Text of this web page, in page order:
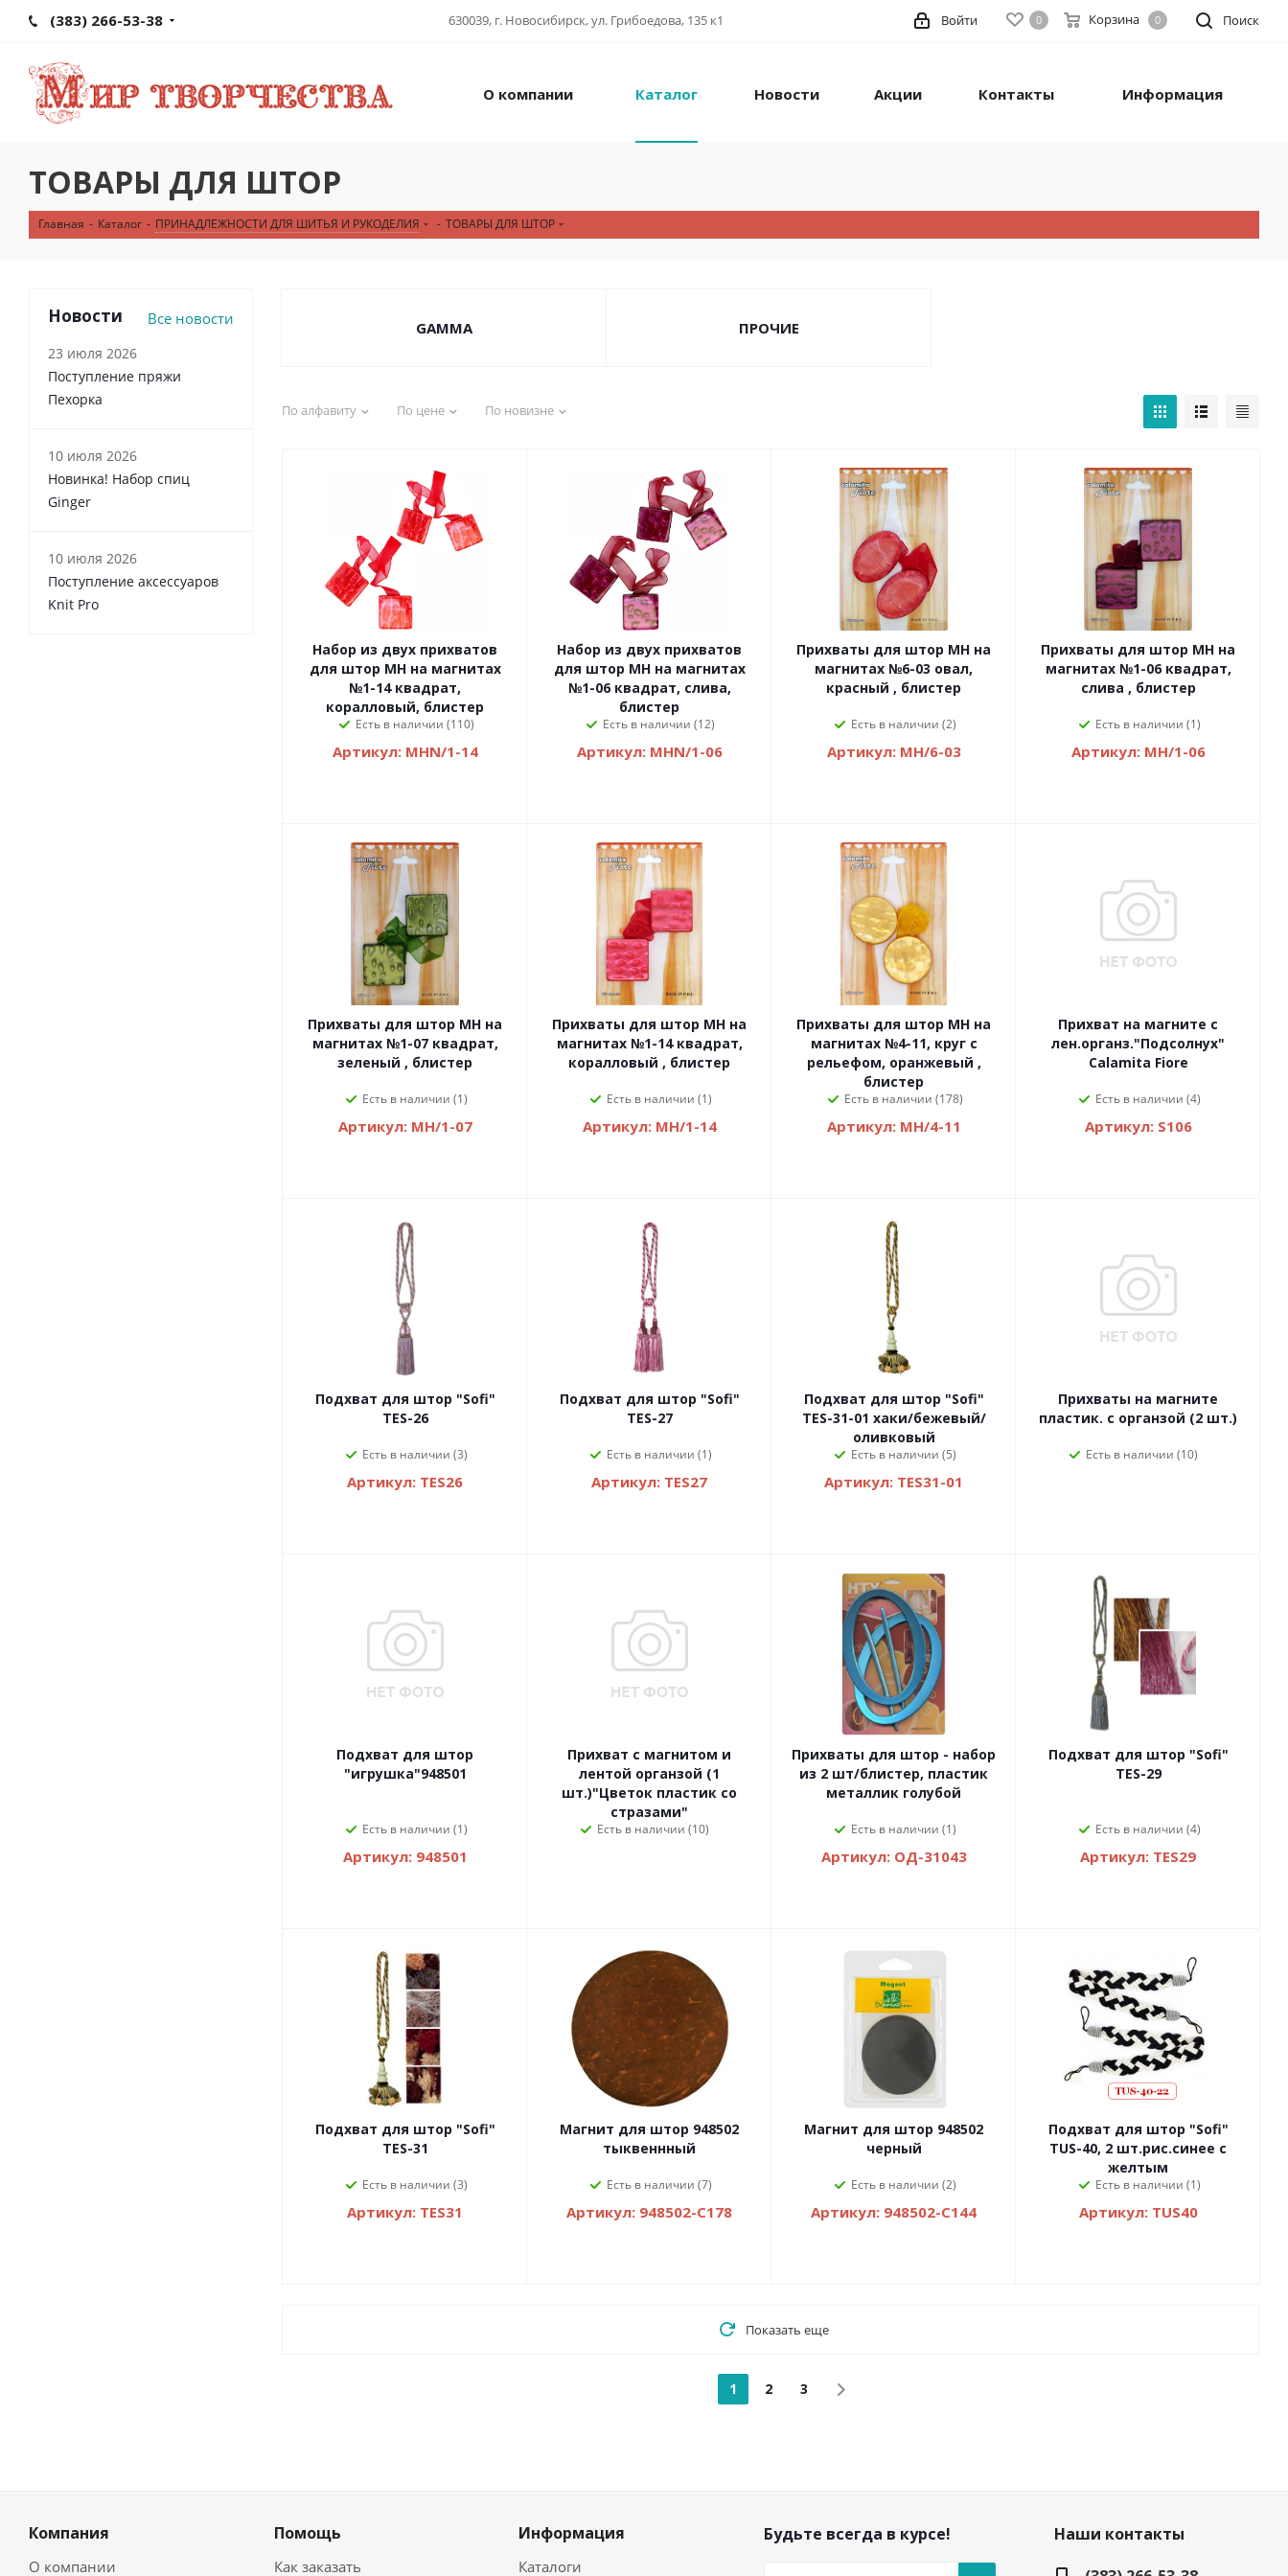
(383) 266-53-38 630039, г. Новосибирск, ул. Грибоедова, 135 к1 Поиск
0 Корзина 0
Войти
О компании Каталог Новости Акции Контакты Информация
ТОВАРЫ ДЛЯ ШТОР
Главная - Каталог - ПРИНАДЛЕЖНОСТИ ДЛЯ ШИТЬЯ И РУКОДЕЛИЯ - ТОВАРЫ ДЛЯ ШТОР
GAMMA ПРОЧИЕ
По алфавиту По цене По новизне
Набор из двух прихватов
для штор MH на магнитах
№1-14 квадрат,
коралловый, блистер
Есть в наличии (110)
Артикул: MHN/1-14
Набор из двух прихватов
для штор MH на магнитах
№1-06 квадрат, слива,
блистер
Есть в наличии (12)
Артикул: MHN/1-06
Прихваты для штор MH на
магнитах №6-03 овал,
красный , блистер
Есть в наличии (2)
Артикул: MH/6-03
Прихваты для штор MH на
магнитах №1-06 квадрат,
слива , блистер
Есть в наличии (1)
Артикул: MH/1-06
Прихваты для штор MH на
магнитах №1-07 квадрат,
зеленый , блистер
Есть в наличии (1)
Артикул: MH/1-07
Прихваты для штор MH на
магнитах №1-14 квадрат,
коралловый , блистер
Есть в наличии (1)
Артикул: MH/1-14
Прихваты для штор MH на
магнитах №4-11, круг с
рельефом, оранжевый ,
блистер
Есть в наличии (178)
Артикул: MH/4-11
Прихват на магните с
лен.органз."Подсолнух"
Calamita Fiore
Есть в наличии (4)
Артикул: S106
Подхват для штор "Sofi"
TES-26
Есть в наличии (3)
Артикул: TES26
Подхват для штор "Sofi"
TES-27
Есть в наличии (1)
Артикул: TES27
Подхват для штор "Sofi"
TES-31-01 хаки/бежевый/
оливковый
Есть в наличии (5)
Артикул: TES31-01
Прихваты на магните
пластик. с органзой (2 шт.)
Есть в наличии (10)
Подхват для штор
"игрушка"948501
Есть в наличии (1)
Артикул: 948501
Прихват с магнитом и
лентой органзой (1
шт.)"Цветок пластик со
стразами"
Есть в наличии (10)
Прихваты для штор - набор
из 2 шт/блистер, пластик
металлик голубой
Есть в наличии (1)
Артикул: ОД-31043
Подхват для штор "Sofi"
TES-29
Есть в наличии (4)
Артикул: TES29
Подхват для штор "Sofi"
TES-31
Есть в наличии (3)
Артикул: TES31
Магнит для штор 948502
тыквеннный
Есть в наличии (7)
Артикул: 948502-С178
Магнит для штор 948502
черный
Есть в наличии (2)
Артикул: 948502-С144
Подхват для штор "Sofi"
TUS-40, 2 шт.рис.синее с
желтым
Есть в наличии (1)
Артикул: TUS40
Показать еще
1 2 3
Новости Все новости
23 июля 2026
Поступление пряжи
Пехорка
10 июля 2026
Новинка! Набор спиц
Ginger
10 июля 2026
Поступление аксессуаров
Knit Pro
Компания
О компании
Помощь
Как заказать
Информация
Каталоги
Будьте всегда в курсе!
Наши контакты